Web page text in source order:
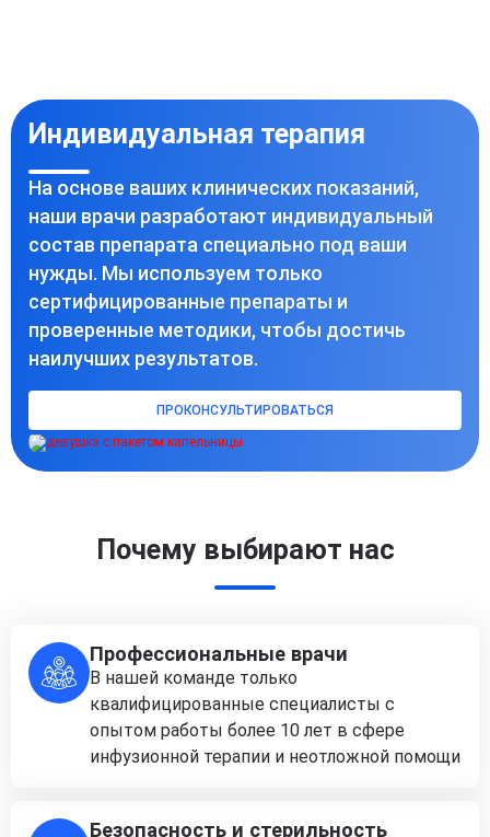
Индивидуальная терапия
На основе ваших клинических показаний,
наши врачи разработают индивидуальный
состав препарата специально под ваши
нужды. Мы используем только
сертифицированные препараты и
проверенные методики, чтобы достичь
наилучших результатов.
ПРОКОНСУЛЬТИРОВАТЬСЯ
Почему выбирают нас
Профессиональные врачи
В нашей команде только
квалифицированные специалисты с
опытом работы более 10 лет в сфере
инфузионной терапии и неотложной помощи
Безопасность и стерильность